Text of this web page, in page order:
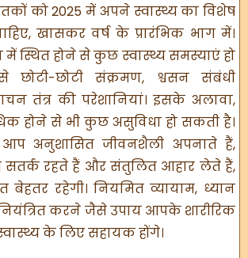
को 2025 में अपने स्वास्थ्य का विशेष
खासकर वर्ष के प्रारंभिक भाग में।
स्थित होने से कुछ स्वास्थ्य समस्याएं हो
छोटी संक्रमण, श्वसन संबंधी
तंत्र की परेशानियां। इसके अलावा,
होने से भी कुछ असुविधा हो सकती है।
आप अनुशासित जीवनशैली अपनाते हैं,
सतर्क रहते हैं और संतुलित आहार लेते हैं,
रहेगी। नियमित व्यायाम, ध्यान
करने जैसे उपाय आपके शारीरिक
के लिए सहायक होंगे।